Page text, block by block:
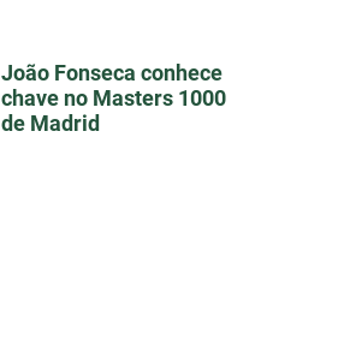
João Fonseca conhece
chave no Masters 1000
de Madrid